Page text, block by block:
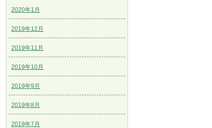
2020年1月
2019年12月
2019年11月
2019年10月
2019年9月
2019年8月
2019年7月